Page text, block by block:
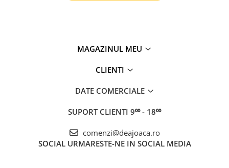
MAGAZINUL MEU
CLIENTI
DATE COMERCIALE
SUPORT CLIENTI 9⁰⁰ - 18⁰⁰
comenzi@deajoaca.ro
SOCIAL URMARESTE-NE IN SOCIAL MEDIA